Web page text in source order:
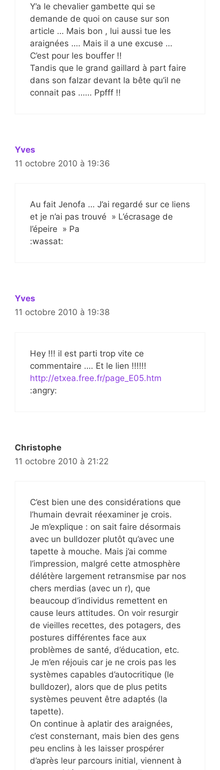
Y’a le chevalier gambette qui se
demande de quoi on cause sur son
article … Mais bon , lui aussi tue les
araignées …. Mais il a une excuse …
C’est pour les bouffer !!
Tandis que le grand gaillard à part faire
dans son falzar devant la bête qu’il ne
connait pas …… Ppfff !!
Yves
11 octobre 2010 à 19:36
Au fait Jenofa … J’ai regardé sur ce liens
et je n’ai pas trouvé » L’écrasage de
l’épeire » Pa
:wassat:
Yves
11 octobre 2010 à 19:38
Hey !!! il est parti trop vite ce
commentaire …. Et le lien !!!!!!
http://etxea.free.fr/page_E05.htm
:angry:
Christophe
11 octobre 2010 à 21:22
C’est bien une des considérations que
l’humain devrait réexaminer je crois.
Je m’explique : on sait faire désormais
avec un bulldozer plutôt qu’avec une
tapette à mouche. Mais j’ai comme
l’impression, malgré cette atmosphère
délétère largement retransmise par nos
chers merdias (avec un r), que
beaucoup d’individus remettent en
cause leurs attitudes. On voir resurgir
de vieilles recettes, des potagers, des
postures différentes face aux
problèmes de santé, d’éducation, etc.
Je m’en réjouis car je ne crois pas les
systèmes capables d’autocritique (le
bulldozer), alors que de plus petits
systèmes peuvent être adaptés (la
tapette).
On continue à aplatir des araignées,
c’est consternant, mais bien des gens
peu enclins à les laisser prospérer
d’après leur parcours initial, viennent à